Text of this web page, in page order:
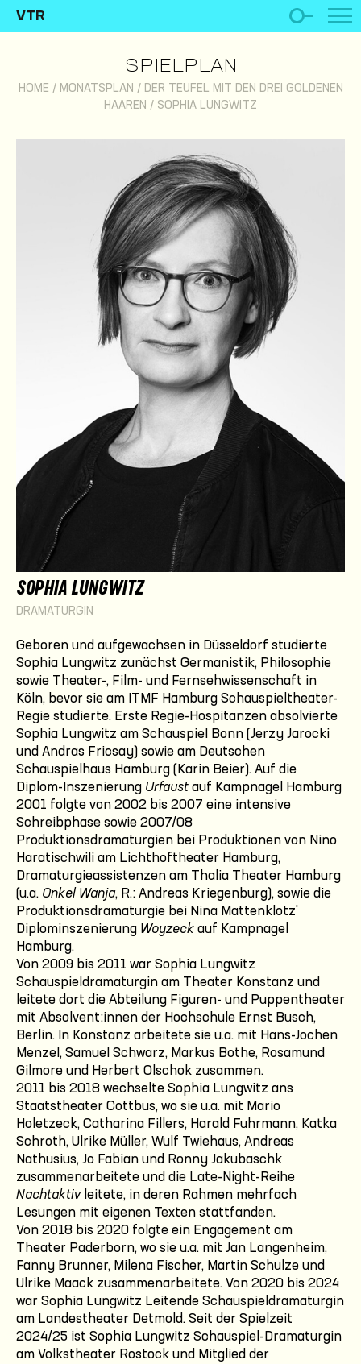
VTR
SPIELPLAN
HOME / MONATSPLAN / DER TEUFEL MIT DEN DREI GOLDENEN
HAAREN / SOPHIA LUNGWITZ
SOPHIA LUNGWITZ
DRAMATURGIN
Geboren und aufgewachsen in Düsseldorf studierte
Sophia Lungwitz zunächst Germanistik, Philosophie
sowie Theater-, Film- und Fernsehwissenschaft in
Köln, bevor sie am ITMF Hamburg Schauspieltheater-
Regie studierte. Erste Regie-Hospitanzen absolvierte
Sophia Lungwitz am Schauspiel Bonn (Jerzy Jarocki
und Andras Fricsay) sowie am Deutschen
Schauspielhaus Hamburg (Karin Beier). Auf die
Diplom-Inszenierung Urfaust auf Kampnagel Hamburg
2001 folgte von 2002 bis 2007 eine intensive
Schreibphase sowie 2007/08
Produktionsdramaturgien bei Produktionen von Nino
Haratischwili am Lichthoftheater Hamburg,
Dramaturgieassistenzen am Thalia Theater Hamburg
(u.a. Onkel Wanja, R.: Andreas Kriegenburg), sowie die
Produktionsdramaturgie bei Nina Mattenklotz'
Diplominszenierung Woyzeck auf Kampnagel
Hamburg.
Von 2009 bis 2011 war Sophia Lungwitz
Schauspieldramaturgin am Theater Konstanz und
leitete dort die Abteilung Figuren- und Puppentheater
mit Absolvent:innen der Hochschule Ernst Busch,
Berlin. In Konstanz arbeitete sie u.a. mit Hans-Jochen
Menzel, Samuel Schwarz, Markus Bothe, Rosamund
Gilmore und Herbert Olschok zusammen.
2011 bis 2018 wechselte Sophia Lungwitz ans
Staatstheater Cottbus, wo sie u.a. mit Mario
Holetzeck, Catharina Fillers, Harald Fuhrmann, Katka
Schroth, Ulrike Müller, Wulf Twiehaus, Andreas
Nathusius, Jo Fabian und Ronny Jakubaschk
zusammenarbeitete und die Late-Night-Reihe
Nachtaktivleitete, in deren Rahmen mehrfach
Lesungen mit eigenen Texten stattfanden.
Von 2018 bis 2020 folgte ein Engagement am
Theater Paderborn, wo sie u.a. mit Jan Langenheim,
Fanny Brunner, Milena Fischer, Martin Schulze und
Ulrike Maack zusammenarbeitete. Von 2020 bis 2024
war Sophia Lungwitz Leitende Schauspieldramaturgin
am Landestheater Detmold. Seit der Spielzeit
2024/25 ist Sophia Lungwitz Schauspiel-Dramaturgin
am Volkstheater Rostock und Mitglied der